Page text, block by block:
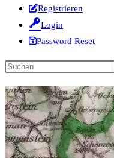
Registrieren
Login
Password Reset
Diese
durchsuchen